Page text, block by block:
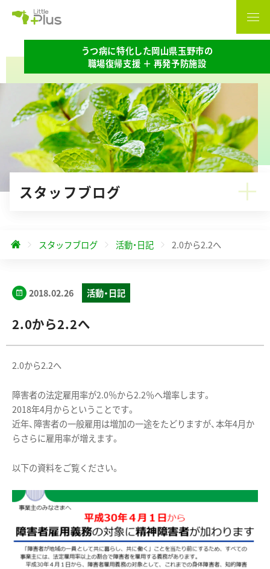
うつ病に特化した岡山県玉野市の
職場復帰支援 ＋ 再発予防施設
スタッフブログ
スタッフブログ 活動・日記 2.0から2.2へ
2018.02.26 活動・日記
2.0から2.2へ
2.0から2.2へ
障害者の法定雇用率が2.0％から2.2％へ増率します。
2018年4月からということです。
近年、障害者の一般雇用は増加の一途をたどりますが、本年4月か
らさらに雇用率が増えます。
以下の資料をご覧ください。